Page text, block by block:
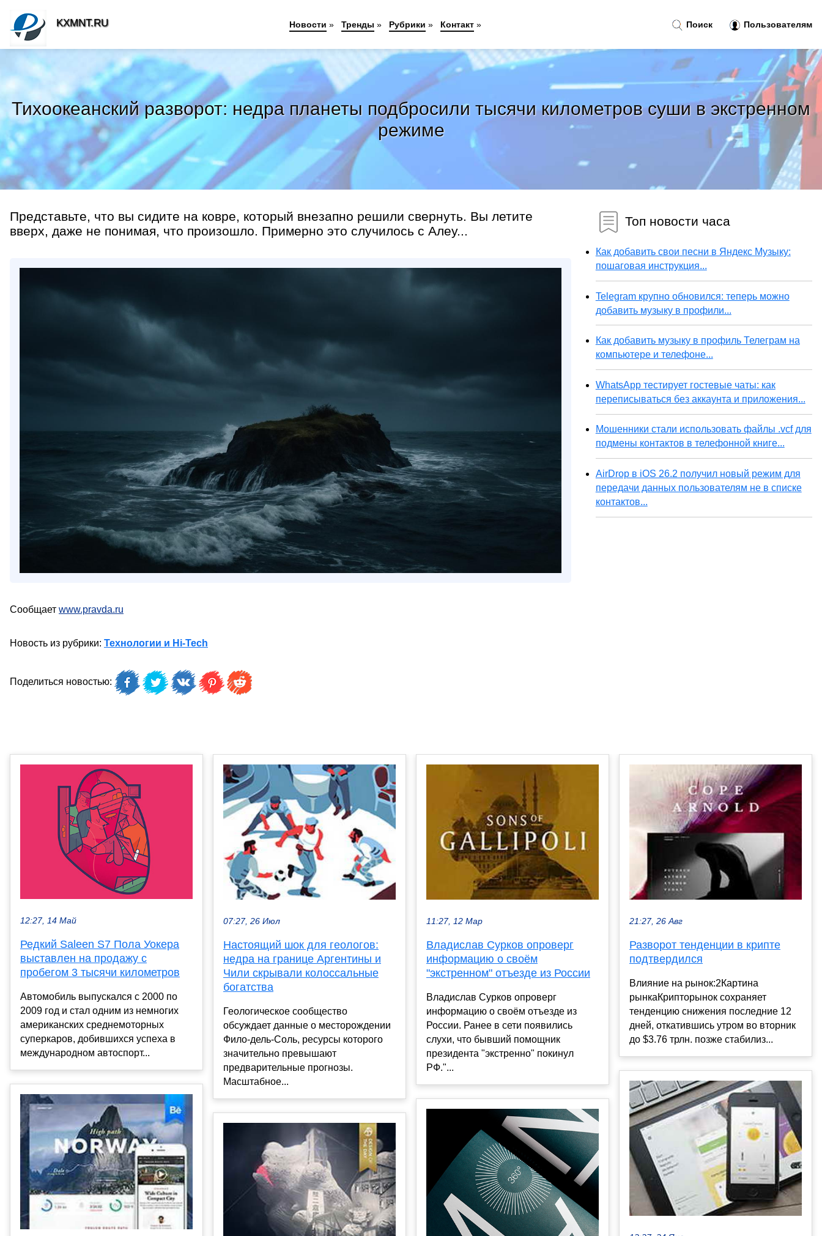
Тихоокеанский разворот: недра планеты подбросили тысячи километров суши в экстренном
режиме
Представьте, что вы сидите на ковре, который внезапно решили свернуть. Вы летите
вверх, даже не понимая, что произошло. Примерно это случилось с Алеу...
Сообщает www.pravda.ru
Новость из рубрики: Технологии и Hi-Tech
Поделиться новостью:
Топ новости часа
Как добавить свои песни в Яндекс Музыку:
пошаговая инструкция...
Telegram крупно обновился: теперь можно
добавить музыку в профили...
Как добавить музыку в профиль Телеграм на
компьютере и телефоне...
WhatsApp тестирует гостевые чаты: как
переписываться без аккаунта и приложения...
Мошенники стали использовать файлы .vcf для
подмены контактов в телефонной книге...
AirDrop в iOS 26.2 получил новый режим для
передачи данных пользователям не в списке
контактов...
12:27, 14 Май
Редкий Saleen S7 Пола Уокера
выставлен на продажу с
пробегом 3 тысячи километров
Автомобиль выпускался с 2000 по
2009 год и стал одним из немногих
американских среднемоторных
суперкаров, добившихся успеха в
международном автоспорт...
07:27, 26 Июл
Настоящий шок для геологов:
недра на границе Аргентины и
Чили скрывали колоссальные
богатства
Геологическое сообщество
обсуждает данные о месторождении
Фило-дель-Соль, ресурсы которого
значительно превышают
предварительные прогнозы.
Масштабное...
11:27, 12 Мар
Владислав Сурков опроверг
информацию о своём
"экстренном" отъезде из России
Владислав Сурков опроверг
информацию о своём отъезде из
России. Ранее в сети появились
слухи, что бывший помощник
президента "экстренно" покинул
РФ."...
21:27, 26 Авг
Разворот тенденции в крипте
подтвердился
Влияние на рынок:2Картина
рынкаКрипторынок сохраняет
тенденцию снижения последние 12
дней, откатившись утром во вторник
до $3.76 трлн. позже стабилиз...
Поиск Пользователям
KXMNT.RU Новости » Тренды » Рубрики » Контакт»